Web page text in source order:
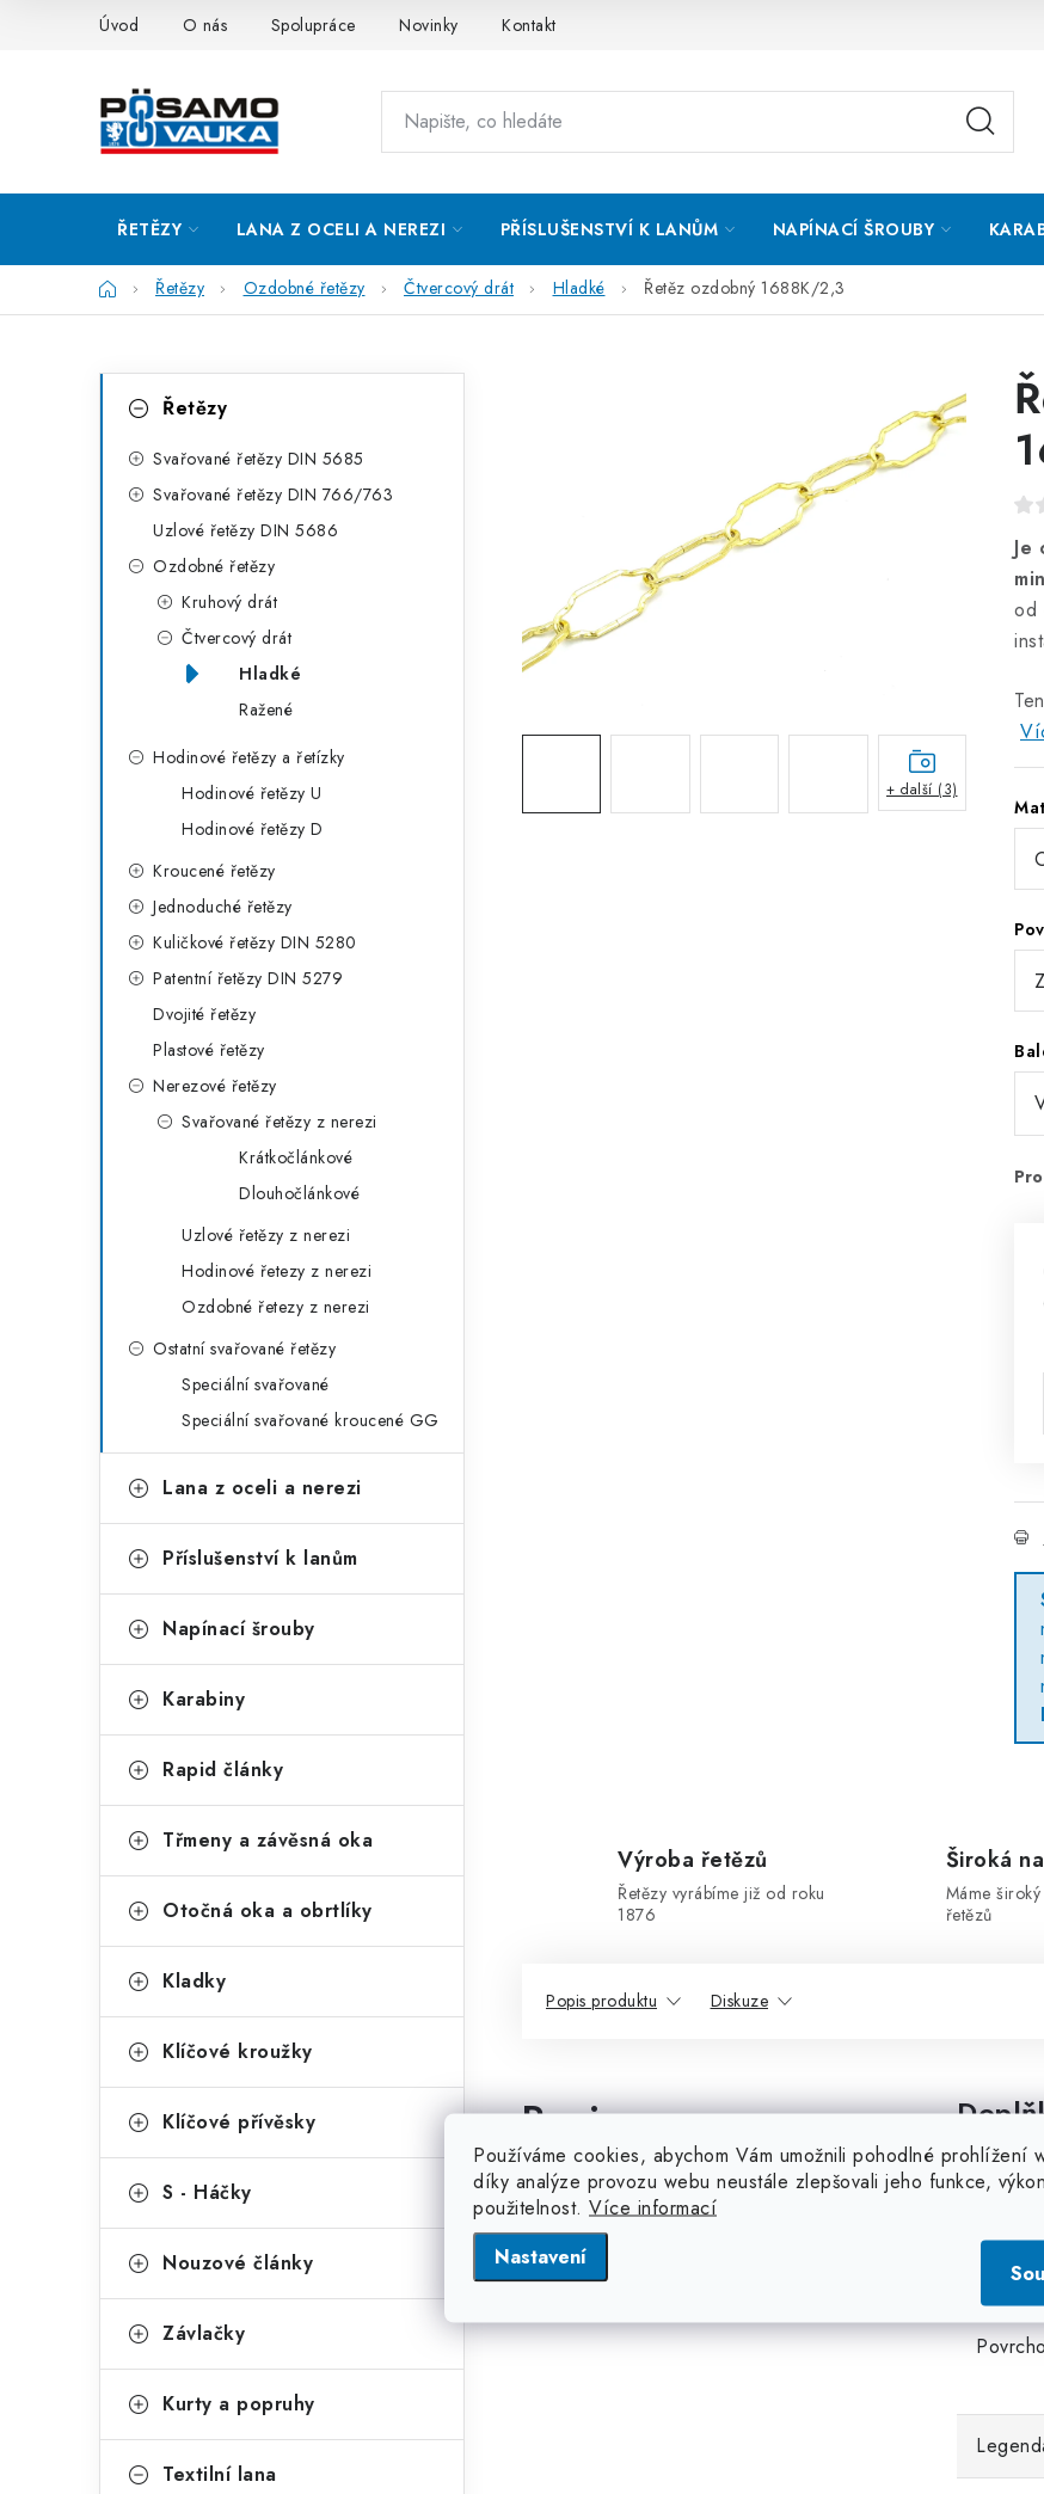
Používáme cookies, abychom Vám umožnili pohodlné prohlížení
díky analýze provozu webu neustále zlepšovali jeho funkce,
použitelnost. Více informací
Nastavení
Úvod O nás Spolupráce Novinky Kontakt
ŘETĚZY LANA Z OCELI A NEREZI PŘÍSLUŠENSTVÍ K LANŮM NAPÍNACÍ ŠROUBY
DomůŘetězy Ozdobné řetězy Čtvercový drát Hladké Řetěz ozdobný 1688K/2,3
kategorieŘetězy
Svařované řetězy DIN 5685
Svařované řetězy DIN 766/763
Uzlové řetězy DIN 5686
Ozdobné řetězy
Kruhový drát
Čtvercový drát
Hladké
Ražené
Hodinové řetězy a řetízky
Hodinové řetězy U
Hodinové řetězy D
Kroucené řetězy
Jednoduché řetězy
Kuličkové řetězy DIN 5280
Patentní řetězy DIN 5279
Dvojité řetězy
Plastové řetězy
Nerezové řetězy
Svařované řetězy z nerezi
Krátkočlánkové
Dlouhočlánkové
Uzlové řetězy z nerezi
Hodinové řetezy z nerezi
Ozdobné řetezy z nerezi
Ostatní svařované řetězy
Speciální svařované
Speciální svařované kroucené GG
Lana z oceli a nerezi
Příslušenství k lanům
Napínací šrouby
Karabiny
Rapid články
Třmeny a závěsná oka
Otočná oka a obrtlíky
Kladky
Klíčové kroužky
Klíčové přívěsky
S - Háčky
Nouzové články
Závlačky
Kurty a popruhy
Textilní lana
Je
od
+ další (3)
Výroba řetězů
Řetězy vyrábíme již od roku
1876
Široká
Máme
řetězů
Popis produktu Diskuze
Popis
produktu
Materiál